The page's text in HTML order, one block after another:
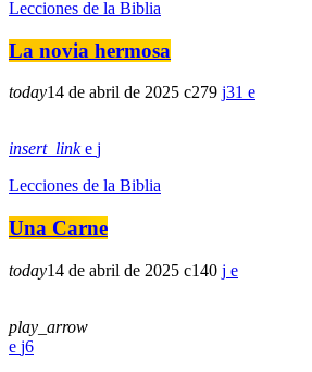
Lecciones de la Biblia
La novia hermosa
today14 de abril de 2025 279 31
insert_link
Lecciones de la Biblia
Una Carne
today14 de abril de 2025 140
play_arrow
6